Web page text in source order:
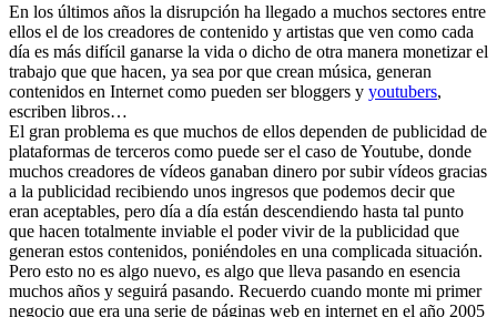
En los últimos años la disrupción ha llegado a muchos sectores entre
ellos el de los creadores de contenido y artistas que ven como cada
día es más difícil ganarse la vida o dicho de otra manera monetizar el
trabajo que que hacen, ya sea por que crean música, generan
contenidos en Internet como pueden ser bloggers y youtubers,
escriben libros…
El gran problema es que muchos de ellos dependen de publicidad de
plataformas de terceros como puede ser el caso de Youtube, donde
muchos creadores de vídeos ganaban dinero por subir vídeos gracias
a la publicidad recibiendo unos ingresos que podemos decir que
eran aceptables, pero día a día están descendiendo hasta tal punto
que hacen totalmente inviable el poder vivir de la publicidad que
generan estos contenidos, poniéndoles en una complicada situación.
Pero esto no es algo nuevo, es algo que lleva pasando en esencia
muchos años y seguirá pasando. Recuerdo cuando monte mi primer
negocio que era una serie de páginas web en internet en el año 2005